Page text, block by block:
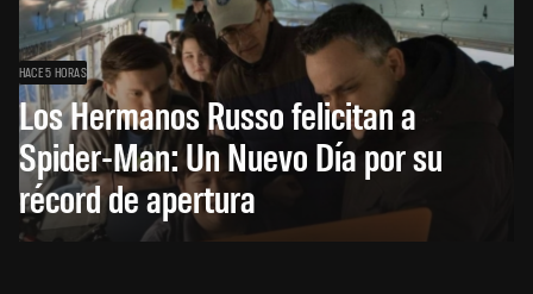
HACE 5 HORAS
Los Hermanos Russo felicitan a
Spider-Man: Un Nuevo Día por su
récord de apertura